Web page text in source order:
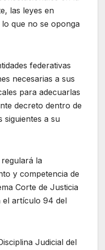
las leyes en
que no se oponga
federativas
necesarias a sus
para adecuarlas
decreto dentro de
siguientes a su
la
y competencia de
Corte de Justicia
el artículo 94 del
Judicial del